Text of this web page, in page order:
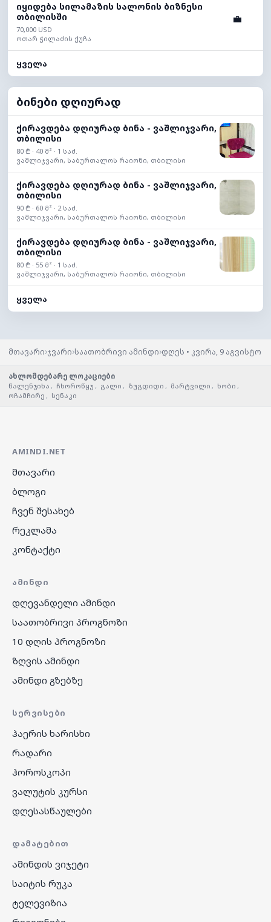
იყიდება სილამაზის სალონის ბიზნესი
თბილისში
70,000 USD
ოთარ ჭილაძის ქუჩა
💼
ყველა
ბინები დღიურად
ქირავდება დღიურად ბინა - ვაშლიჯვარი,
თბილისი
80 ₾ · 40 მ² · 1 საძ.
ვაშლიჯვარი, საბურთალოს რაიონი, თბილისი
ქირავდება დღიურად ბინა - ვაშლიჯვარი,
თბილისი
90 ₾ · 60 მ² · 2 საძ.
ვაშლიჯვარი, საბურთალოს რაიონი, თბილისი
ქირავდება დღიურად ბინა - ვაშლიჯვარი,
თბილისი
80 ₾ · 55 მ² · 1 საძ.
ვაშლიჯვარი, საბურთალოს რაიონი, თბილისი
ყველა
მთავარი›ჯვარი›საათობრივი ამინდი›დღეს • კვირა, 9 აგვისტო
ახლომდებარე ლოკაციები
წალენჯიხა , ჩხოროწყუ , გალი , ზუგდიდი , მარტვილი , ხობი ,
ოჩამჩირე , სენაკი
AMINDI.NET
მთავარი
ბლოგი
ჩვენ შესახებ
რეკლამა
კონტაქტი
ᲐᲛᲘᲜᲓᲘ
დღევანდელი ამინდი
საათობრივი პროგნოზი
10 დღის პროგნოზი
ზღვის ამინდი
ამინდი გზებზე
ᲡᲔᲠᲕᲘᲡᲔᲑᲘ
ჰაერის ხარისხი
რადარი
ჰოროსკოპი
ვალუტის კურსი
დღესასწაულები
ᲓᲐᲛᲐᲢᲔᲑᲘᲗ
ამინდის ვიჯეტი
საიტის რუკა
ტელევიზია